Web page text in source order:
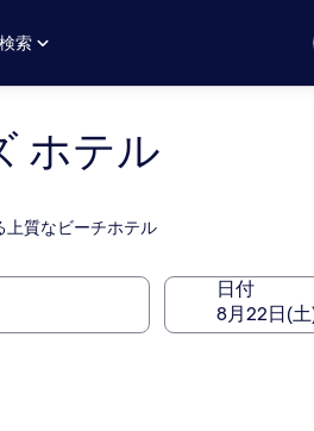
索
ホテル
上質なビーチホテル
日付